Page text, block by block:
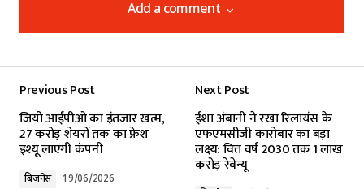
Add a comment
Add a comment
Required fields are marked*
Previous Post
जियो आईपीओ का इंतजार खत्म,
27 करोड़ शेयरों तक का फ्रेश
इश्यू लाएगी कंपनी
बिजनेस 19/06/2026
Next Post
ईशा अंबानी ने रखा रिलायंस के
एफएमसीजी कारोबार का बड़ा
लक्ष्य: वित्त वर्ष 2030 तक ₹1 लाख
करोड़ रेवेन्यू